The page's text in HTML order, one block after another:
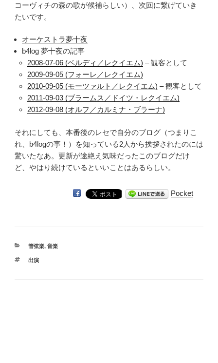
コーヴィチの森の歌が候補らしい）、次回に繋げていき
たいです。
オーケストラ夢十夜
b4log 夢十夜の記事
2008-07-06 (ベルディ／レクイエム) – 観客として
2009-09-05 (フォーレ／レクイエム)
2010-09-05 (モーツァルト／レクイエム) – 観客として
2011-09-03 (ブラームス／ドイツ・レクイエム)
2012-09-08 (オルフ／カルミナ・ブラーナ)
それにしても、本番後のレセで自分のブログ（つまりこ
れ、b4logの事！）を知っている2人から挨拶されたのには
驚いたなあ。更新が途絶え気味だったこのブログだけ
ど、やはり続けているといいことはあるらしい。
Pocket
カ
ゴ
管弦楽, 音楽
タ
出演